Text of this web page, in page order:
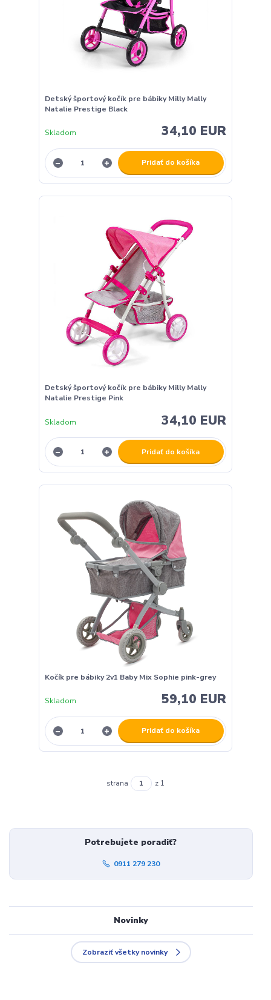
Detský športový kočík pre bábiky Milly Mally
Natalie Prestige Black
34,10 EUR
Skladom
Pridať do košíka
Detský športový kočík pre bábiky Milly Mally
Natalie Prestige Pink
34,10 EUR
Skladom
Pridať do košíka
Kočík pre bábiky 2v1 Baby Mix Sophie pink-grey
59,10 EUR
Skladom
Pridať do košíka
strana z 1
Potrebujete poradiť?
0911 279 230
Novinky
Zobraziť všetky novinky